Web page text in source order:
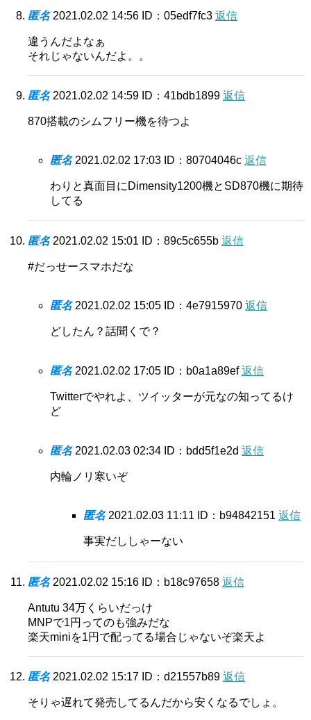
匿名 2021.02.02 14:56 ID：05edf7fc3 返信
違うんだよなぁ
それじゃないんだよ。。
匿名 2021.02.02 14:59 ID：41bdb1899 返信
870搭載のシムフリー機を待つよ
匿名 2021.02.02 17:03 ID：80704046c 返信
わりと真面目にDimensity1200機とSD870機に期待
してる
匿名 2021.02.02 15:01 ID：89c5c655b 返信
#だっせースマホだな
匿名 2021.02.02 15:05 ID：4e7915970 返信
どしたん？話聞くで？
匿名 2021.02.02 17:05 ID：b0a1a89ef返信
Twitterでやれよ、ツイッターが元なの知ってるけ
ど
匿名 2021.02.03 02:34 ID：bdd5f1e2d 返信
内輪ノリ寒いぞ
匿名 2021.02.03 11:11 ID：b94842151 返信
事実だししゃーない
匿名 2021.02.02 15:16 ID：b18c97658 返信
Antutu 34万くらいだっけ
MNPで1円ってのも強みだな
楽天miniを1円で配ってる場合じゃないぞ楽天よ
匿名 2021.02.02 15:17 ID：d21557b89 返信
そりゃ遅れて発売してるんだから安くなるでしょ。